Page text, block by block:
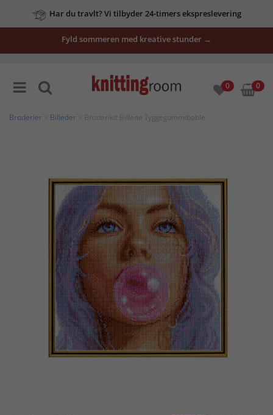
Har du travlt? Vi tilbyder 24-timers ekspreslevering
Fyld sommeren med kreative stunder →
0 0
Broderier Billeder > Broderikit Billede Tyggegummiboble